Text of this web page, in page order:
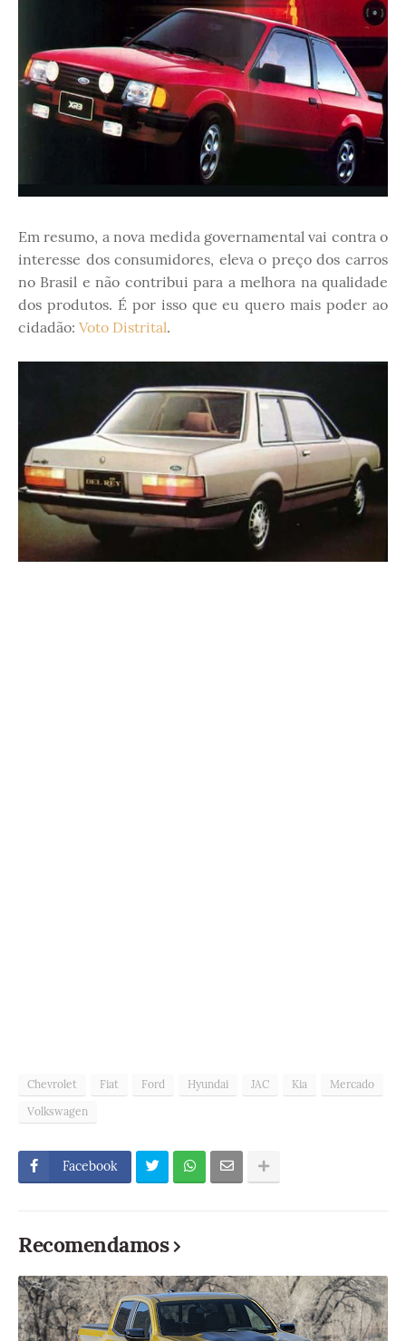
Em resumo, a nova medida governamental vai contra o
interesse dos consumidores, eleva o preço dos carros
no Brasil e não contribui para a melhora na qualidade
dos produtos. É por isso que eu quero mais poder ao
cidadão: Voto Distrital.
Chevrolet Fiat Ford Hyundai JAC Kia
Mercado
Volkswagen
Facebook
Recomendamos